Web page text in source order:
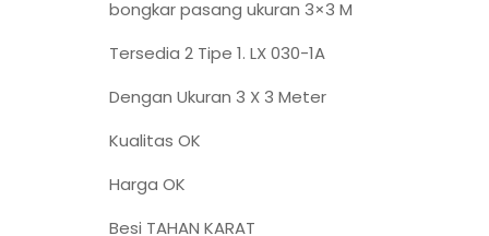
bongkar pasang ukuran 3×3 M
Tersedia 2 Tipe 1. LX 030-1A
Dengan Ukuran 3 X 3 Meter
Kualitas OK
Harga OK
Besi TAHAN KARAT